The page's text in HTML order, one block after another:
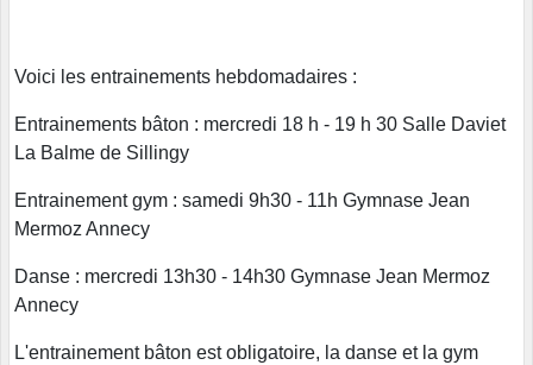
Voici les entrainements hebdomadaires :
Entrainements bâton : mercredi 18 h - 19 h 30 Salle Daviet
La Balme de Sillingy
Entrainement gym : samedi 9h30 - 11h Gymnase Jean
Mermoz Annecy
Danse : mercredi 13h30 - 14h30 Gymnase Jean Mermoz
Annecy
L'entrainement bâton est obligatoire, la danse et la gym